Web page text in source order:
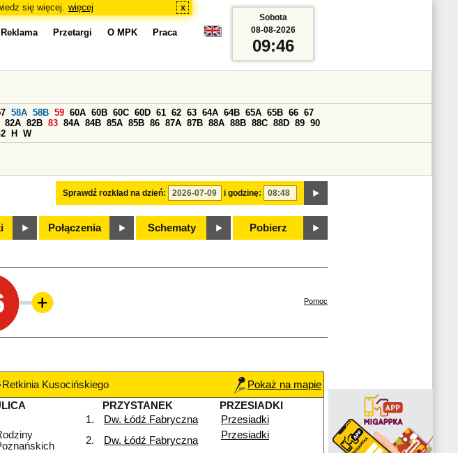
się więcej. więcej x
Reklama Przetargi O MPK Praca
Sprawdź rozkład na dzień: i godzinę:
58A 58B 59 60A 60B 60C 60D 61 62 63 64A 64B 65A 65B 66 67
82A 82B 83 84A 84B 85A 85B 86 87A 87B 88A 88B 88C 88D 89 90
H W
Połączenia Schematy Pobierz
Sobota
08-08-2026
09:46
Pomoc
Retkinia Kusocińskiego
Pokaż na mapie
PRZYSTANEK
PRZESIADKI
1.
Dw. Łódź Fabryczna
Przesiadki
2. Dw. Łódź Fabryczna Przesiadki